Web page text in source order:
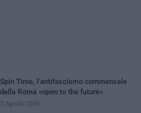
Spin Time, l’antifascismo commensale
della Roma «open to the future»
7 Agosto 2026